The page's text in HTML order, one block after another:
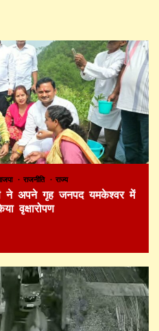
राजनीति राज्य
ने अपने गृह जनपद यमकेश्वर में
वृक्षारोपण